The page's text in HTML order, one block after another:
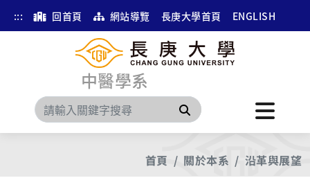
::: 回首頁 網站導覽 長庚大學首頁 ENGLISH
中醫學系
搜尋
首頁 關於本系 沿革與展望